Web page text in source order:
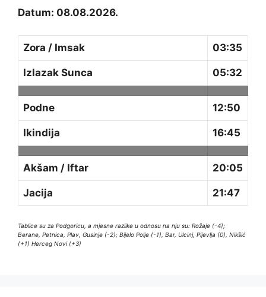
Datum: 08.08.2026.
Zora / Imsak 03:35
Izlazak Sunca 05:32
Podne 12:50
Ikindija 16:45
Akšam / Iftar 20:05
Jacija 21:47
Tablice su za Podgoricu, a mjesne razlike u odnosu na nju su: Rožaje (-4);
Berane, Petnica, Plav, Gusinje (-2); Bijelo Polje (-1), Bar, Ulcinj, Pljevlja (0), Nikšić
(+1) Herceg Novi (+3)